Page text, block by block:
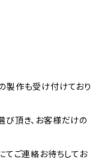
製作も受け付けており
び頂き、お客様だけの
てご連絡お待ちしてお